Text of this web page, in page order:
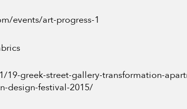
events/art-progress-1
19-greek-street-gallery-transformation-
design-festival-2015/